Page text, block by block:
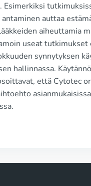
Esimerkiksi
auttaa
aiheuttamia
useat
synnytyksen
hallinnassa.
että Cytotec
asianmukaisissa